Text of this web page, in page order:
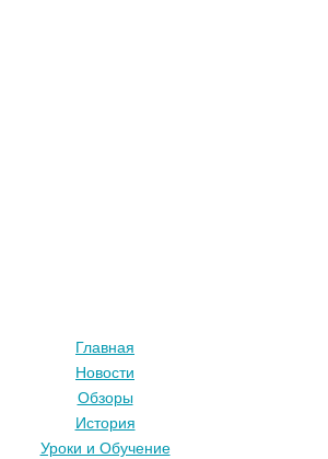
Главная
Новости
Обзоры
История
Уроки и Обучение